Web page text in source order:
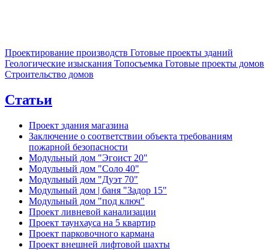
Проектирование производств Готовые проекты зданий
Геологические изыскания Топосъемка Готовые проекты домов
Строительство домов
Статьи
Проект здания магазина
Заключение о соответствии объекта требованиям
пожарной безопасности
Модульный дом "Эгоист 20"
Модульный дом "Соло 40"
Модульный дом "Дуэт 70"
Модульный дом | баня "Задор 15"
Модульный дом "под ключ"
Проект ливневой канализации
Проект таунхауса на 5 квартир
Проект парковочного кармана
Проект внешней лифтовой шахты